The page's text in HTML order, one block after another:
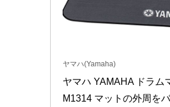
ヤマハ(Yamaha)
ヤマハ YAMAHA ドラム
M1314 マットの外周を